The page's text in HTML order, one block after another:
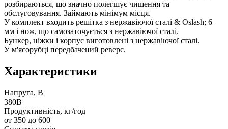
розбираються, що значно полегшує чищення та
обслуговування. Займають мінімум місця.
У комплект входить решітка з нержавіючої сталі & Oslash; 6
мм і нож, що самозаточується з нержавіючої сталі.
Бункер, ніжки і корпус виготовлені з нержавіючої сталі.
У м'ясорубці передбачений реверс.
Характеристики
Напруга, В
380В
Продуктивність, кг/год
от 350 до 600